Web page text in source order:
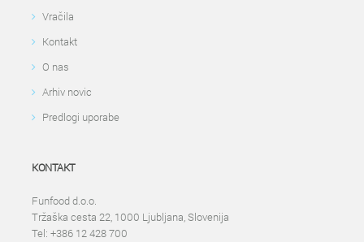
Vračila
Kontakt
O nas
Arhiv novic
Predlogi uporabe
KONTAKT
Funfood d.o.o.
Tržaška cesta 22, 1000 Ljubljana, Slovenija
Tel: +386 12 428 700